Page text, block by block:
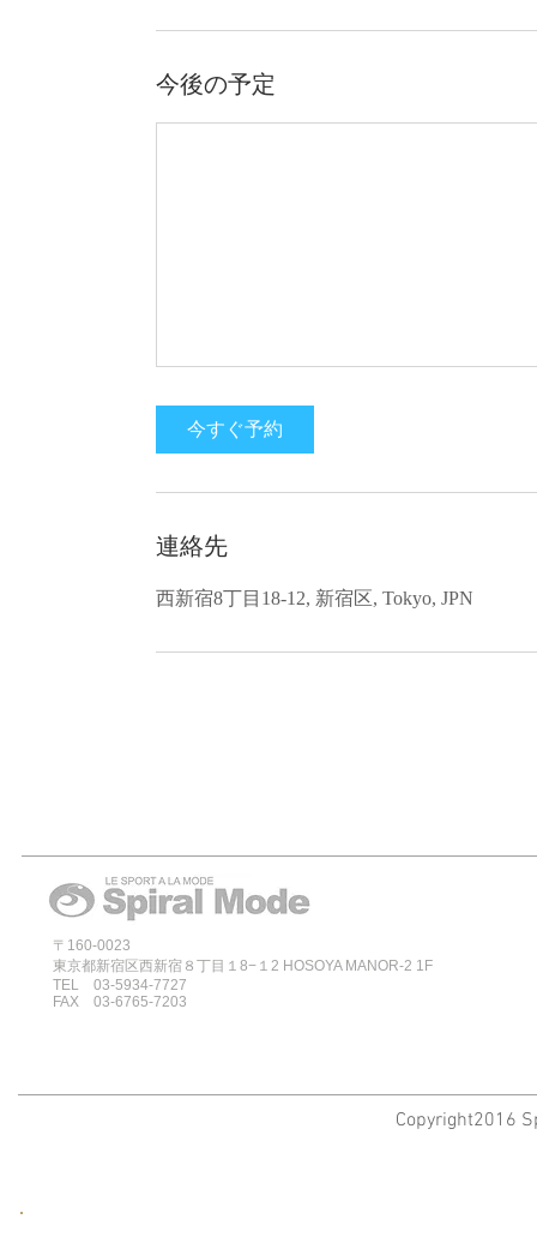
今後の予定
今すぐ予約
連絡先
西新宿8丁目18-12, 新宿区, Tokyo, JPN
〒160-0023
東京都新宿区西新宿８丁目１8−１2 HOSOYA MANOR-2 1F
TEL 03-5934-7727
FAX 03-6765-7203
Copyright2016